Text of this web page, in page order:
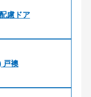
慮ドア
戸襖